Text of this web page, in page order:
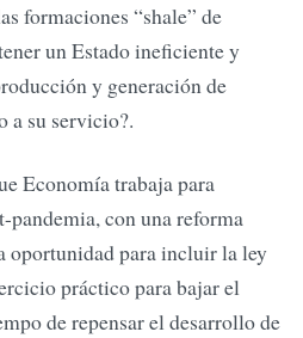
formaciones “shale” de
un Estado ineficiente y
y generación de
a su servicio?.
Economía trabaja para
pandemia, con una reforma
oportunidad para incluir la ley
práctico para bajar el
de repensar el desarrollo de